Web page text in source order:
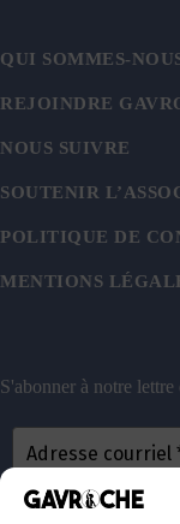
QUI SOMMES-
REJOINDRE
NOUS SUIVRE
SOUTENIR
POLITIQUE DE
MENTIONS
S'abonner à notre